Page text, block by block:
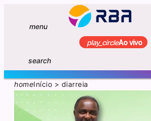
menu
play_circleAo vivo
search
homeInício > diarreia